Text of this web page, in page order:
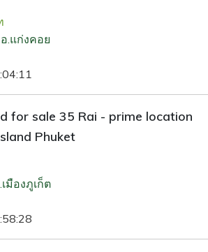
.แก่งคอย
for sale 35 Rai - prime location
Phuket
มืองภูเก็ต